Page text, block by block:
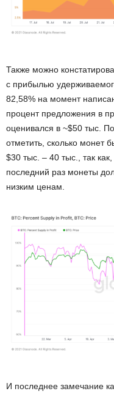
Также можно
с прибылью
82,58% на момент
процент предложения в
оценивался в ~$50 тыс.
отметить, сколько монет
$30 тыс. – 40 тыс., так
последний раз монеты
низким ценам.
И последнее замечание